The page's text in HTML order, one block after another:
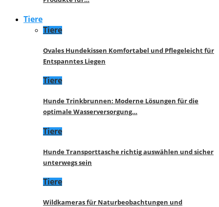
Tiere
Tiere
Ovales Hundekissen Komfortabel und Pflegeleicht für
Entspanntes Liegen
Tiere
Hunde Trinkbrunnen: Moderne Lösungen für die
optimale Wasserversorgung…
Tiere
Hunde Transporttasche richtig auswählen und sicher
unterwegs sein
Tiere
Wildkameras für Naturbeobachtungen und